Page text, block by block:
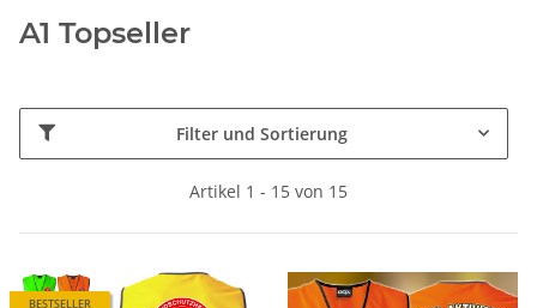
A1 Topseller
Filter und Sortierung
Artikel 1 - 15 von 15
BESTSELLER